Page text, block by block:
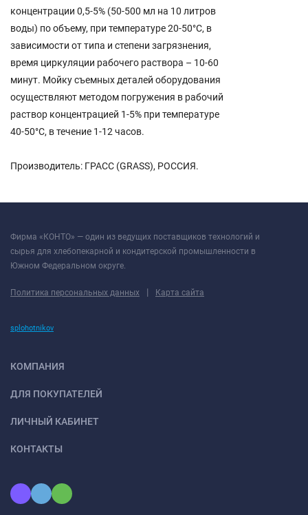
концентрации 0,5-5% (50-500 мл на 10 литров
воды) по объему, при температуре 20-50°С, в
зависимости от типа и степени загрязнения,
время циркуляции рабочего раствора – 10-60
минут. Мойку съемных деталей оборудования
осуществляют методом погружения в рабочий
раствор концентрацией 1-5% при температуре
40-50°С, в течение 1-12 часов.
Производитель: ГРАСС (GRASS), РОССИЯ.
Фирма «КОНТО» — один из ведущих поставщиков технологий и
сырья для хлебопекарной и кондитерской промышленности в
Южном Федеральном округе.
Политика персональных данных | Карта сайта
splohotnikov
КОМПАНИЯ
ДЛЯ ПОКУПАТЕЛЕЙ
ЛИЧНЫЙ КАБИНЕТ
КОНТАКТЫ